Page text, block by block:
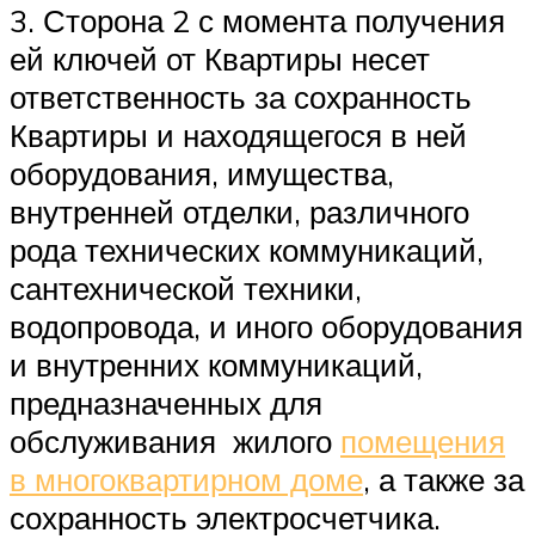
3. Сторона 2 с момента получения
ей ключей от Квартиры несет
ответственность за сохранность
Квартиры и находящегося в ней
оборудования, имущества,
внутренней отделки, различного
рода технических коммуникаций,
сантехнической техники,
водопровода, и иного оборудования
и внутренних коммуникаций,
предназначенных для
обслуживания жилого помещения
в многоквартирном доме, а также за
сохранность электросчетчика.